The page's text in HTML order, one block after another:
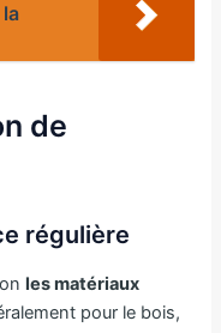
de
régulière
les matériaux
pour le bois,